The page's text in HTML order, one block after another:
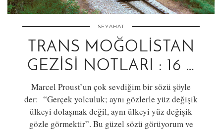
SEYAHAT
TRANS MOĞOLİSTAN
GEZİSİ NOTLARI : 16 …
Marcel Proust’un çok sevdiğim bir sözü şöyle
der: “Gerçek yolculuk; aynı gözlerle yüz değişik
ülkeyi dolaşmak değil, aynı ülkeyi yüz değişik
gözle görmektir”. Bu güzel sözü görüyorum ve